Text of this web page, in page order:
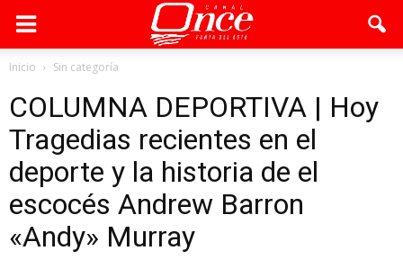
Inicio Sin categoría
COLUMNA DEPORTIVA | Hoy
Tragedias recientes en el
deporte y la historia de el
escocés Andrew Barron
«Andy» Murray